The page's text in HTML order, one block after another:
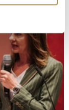
genau sein
identifizieren
Daten
im
zu